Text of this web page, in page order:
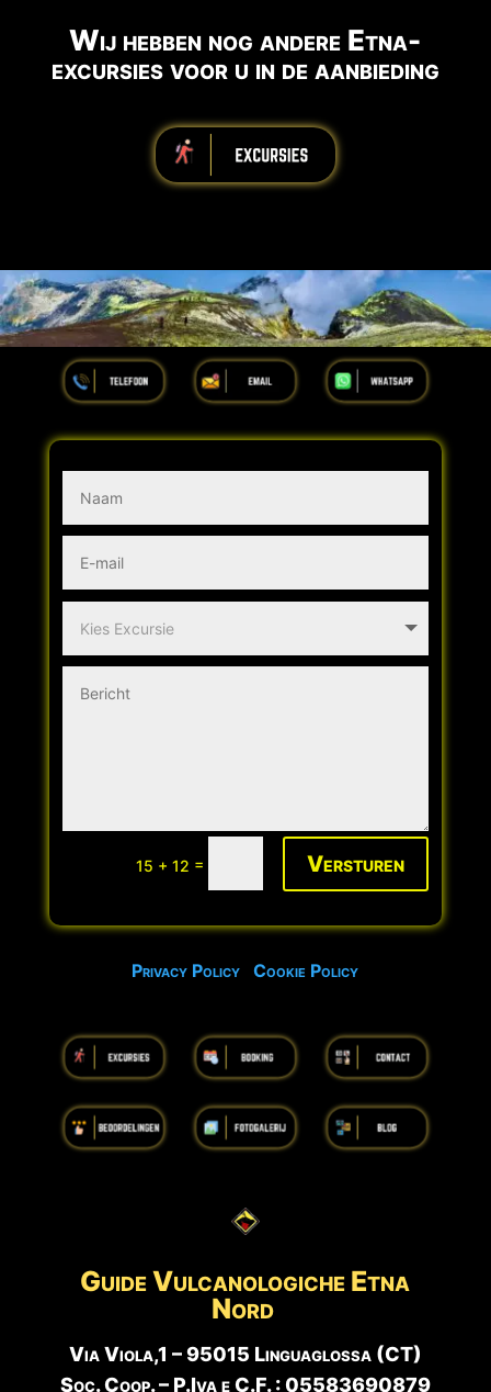
Wij hebben nog andere Etna-
excursies voor u in de aanbieding
iiiiiiiiiiiiiiiiiiiiiiii
15 + 12 = Versturen
Privacy PolicyCookie Policy
Guide Vulcanologiche Etna
Nord
Via Viola,1 – 95015 Linguaglossa (CT)
Soc. Coop. – P.Iva e C.F. : 05583690879